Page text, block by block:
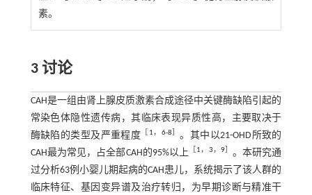
素。
3 讨论
CAH是一组由肾上腺皮质激素合成途径中关键酶缺陷引起的
常染色体隐性遗传病，其临床表现异质性高，主要取决于
酶缺陷的类型及严重程度
1， 6-8
。其中以21-OHD所致的
CAH最为常见，占全部CAH的95%以上
1， 3， 9］ 。本研究通
过分析63例小婴儿期起病的CAH患儿，系统揭示了该人群的
临床特征、基因变异谱及治疗转归，为早期诊断与精准干